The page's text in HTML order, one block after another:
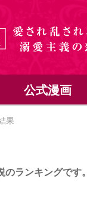
公式漫画
果
ランキングです。